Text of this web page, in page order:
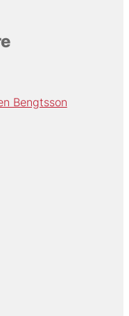
Bengtsson